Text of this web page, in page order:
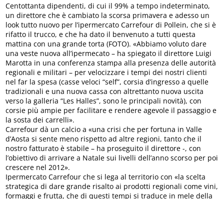
Centottanta dipendenti, di cui il 99% a tempo indeterminato,
un direttore che è cambiato la scorsa primavera e adesso un
look tutto nuovo per l’ipermercato Carrefour di Pollein, che si è
rifatto il trucco, e che ha dato il benvenuto a tutti questa
mattina con una grande torta (FOTO). «Abbiamo voluto dare
una veste nuova all’ipermecato – ha spiegato il direttore Luigi
Marotta in una conferenza stampa alla presenza delle autorità
regionali e militari – per velocizzare i tempi dei nostri clienti
nel far la spesa (casse veloci “self”, corsia d’ingresso a quelle
tradizionali e una nuova cassa con altrettanto nuova uscita
verso la galleria “Les Halles”, sono le principali novità), con
corsie più ampie per facilitare e rendere agevole il passaggio e
la sosta dei carrelli».
Carrefour dà un calcio a «una crisi che per fortuna in Valle
d’Aosta si sente meno rispetto ad altre regioni, tanto che il
nostro fatturato è stabile – ha proseguito il direttore -, con
l’obiettivo di arrivare a Natale sui livelli dell’anno scorso per poi
crescere nel 2012».
Ipermercato Carrefour che si lega al territorio con «la scelta
strategica di dare grande risalto ai prodotti regionali come vini,
formaggi e frutta, che di questi tempi si traduce in mele della